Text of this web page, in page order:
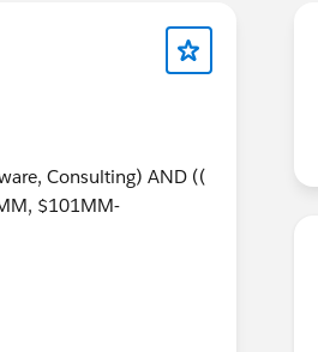
Consulting) AND ((
$101MM‐